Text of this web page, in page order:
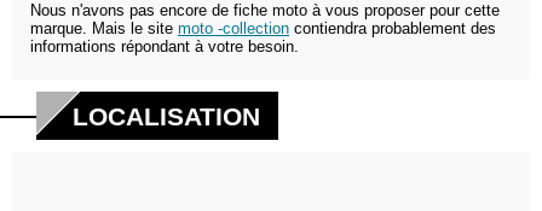
Nous n'avons pas encore de fiche moto à vous proposer pour cette
marque. Mais le site moto -collection contiendra probablement des
informations répondant à votre besoin.
LOCALISATION